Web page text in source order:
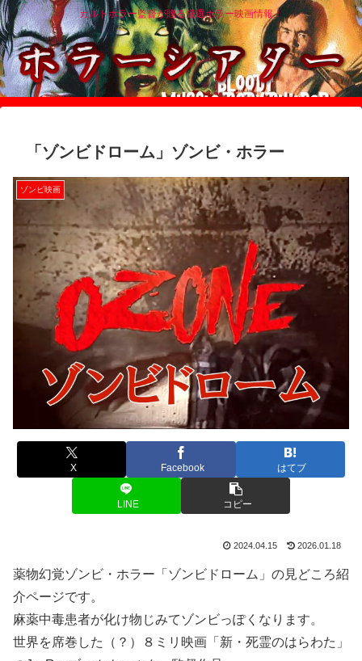
カルトホラー監督が贈る厳選ホラー映画情報！
「ゾンビドローム」ゾンビ・ホラー
ゾンビ映画
X Facebook はてブ
LINE コピー
2024.04.15 2026.01.18
薬物幻覚ゾンビ・ホラー「ゾンビドローム」の見どころ紹
介ページです。
麻薬中毒患者が化け物じみてゾンビっぽくなります。
世界を席巻した（？）８ミリ映画「新・死霊のはらわた」